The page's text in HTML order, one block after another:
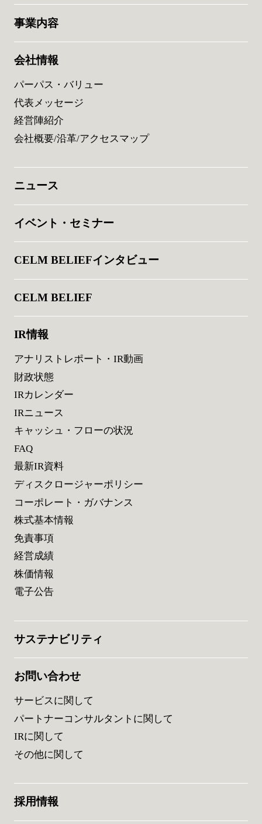
事業内容
会社情報
パーパス・バリュー
代表メッセージ
経営陣紹介
会社概要/沿革/アクセスマップ
ニュース
イベント・セミナー
CELM BELIEFインタビュー
CELM BELIEF
IR情報
アナリストレポート・IR動画
財政状態
IRカレンダー
IRニュース
キャッシュ・フローの状況
FAQ
最新IR資料
ディスクロージャーポリシー
コーポレート・ガバナンス
株式基本情報
免責事項
経営成績
株価情報
電子公告
サステナビリティ
お問い合わせ
サービスに関して
パートナーコンサルタントに関して
IRに関して
その他に関して
採用情報